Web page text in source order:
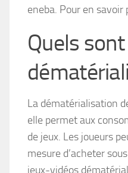
eneba. Pour en savoir
Quels
La dématérialisation
elle permet aux
de jeux. Les joueurs
mesure d’acheter
jeux-vidéos